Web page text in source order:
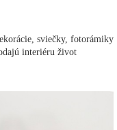
sviečky, fotorámiky
interiéru život